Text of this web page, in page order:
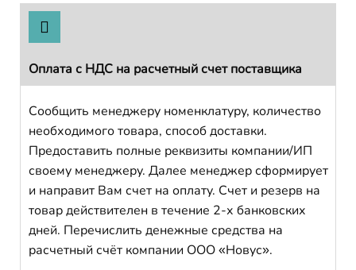
Оплата с НДС на расчетный счет поставщика
Сообщить менеджеру номенклатуру, количество
необходимого товара, способ доставки.
Предоставить полные реквизиты компании/ИП
своему менеджеру. Далее менеджер сформирует
и направит Вам счет на оплату. Счет и резерв на
товар действителен в течение 2-х банковских
дней. Перечислить денежные средства на
расчетный счёт компании ООО «Новус».